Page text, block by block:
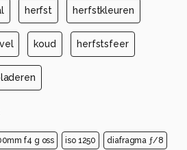
herfst herfstkleuren
koud herfstsfeer
f4 g oss iso 1250 diafragma ƒ/8